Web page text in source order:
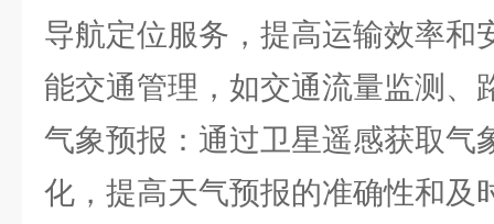
导航定位服务，提高运输效率和
能交通管理，如交通流量监测、
气象预报：通过卫星遥感获取气
化，提高天气预报的准确性和及